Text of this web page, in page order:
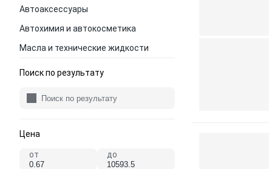
Автоаксессуары
Автохимия и автокосметика
Масла и технические жидкости
Поиск по результату
Цена
от до